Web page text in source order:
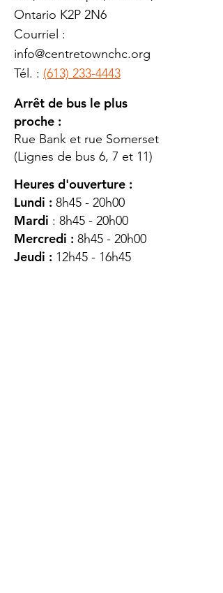
Ontario K2P 2N6
Courriel :
info@centretownchc.org
Tél. : (613) 233-4443
Arrêt de bus le plus
proche :
Rue Bank et rue Somerset
(Lignes de bus 6, 7 et 11)
Heures d'ouverture :
Lundi : 8h45 - 20h00
Mardi : 8h45 - 20h00
Mercredi : 8h45 - 20h00
Jeudi : 12h45 - 16h45